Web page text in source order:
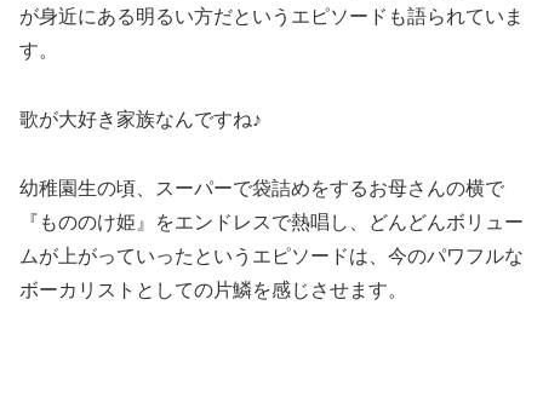
が身近にある明るい方だというエピソードも語られていま
す。
歌が大好き家族なんですね♪
​幼稚園生の頃、スーパーで袋詰めをするお母さんの横で
『もののけ姫』をエンドレスで熱唱し、どんどんボリュー
ムが上がっていったというエピソードは、今のパワフルな
ボーカリストとしての片鱗を感じさせます。